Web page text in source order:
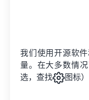
我们使用开源软
量。在大多数情
选，查找
图标）